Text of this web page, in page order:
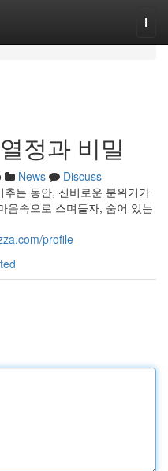
정과 비밀
News
Discuss
는 동안, 신비로운 분위기가
음속으로 스며들자, 숨어 있는
profile